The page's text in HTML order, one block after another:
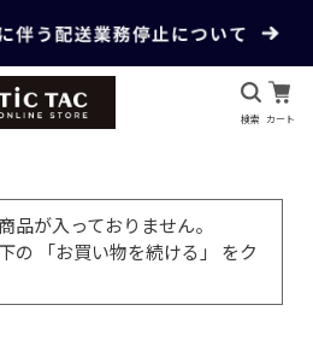
検索 カート
品が入っておりません。
の 「お買い物を続ける」 をク